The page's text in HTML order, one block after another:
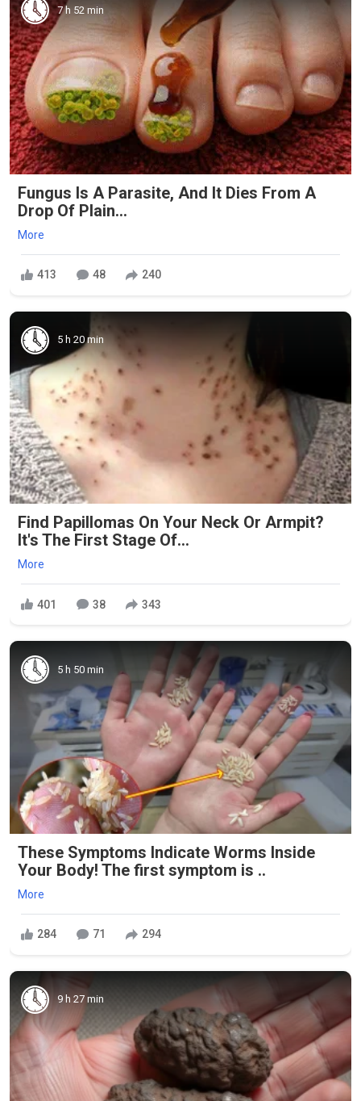
7 h 52 min
Fungus Is A Parasite, And It Dies From A
Drop Of Plain...
More
413 48 240
5 h 20 min
Find Papillomas On Your Neck Or Armpit?
It's The First Stage Of...
More
401 38 343
5 h 50 min
These Symptoms Indicate Worms Inside
Your Body! The first symptom is ..
More
284 71 294
9 h 27 min